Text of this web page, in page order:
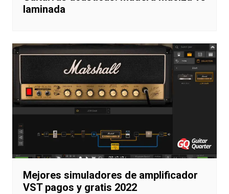
laminada
Mejores simuladores de amplificador
VST pagos y gratis 2022